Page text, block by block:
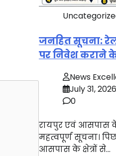
जनहित सूचना:
पर निवेश कराने
News
July 31, 2026
0
रायपुर एवं आसपास
महत्वपूर्ण सूचना।
आसपास के क्षेत्रों से…